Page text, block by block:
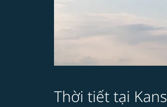
Thời tiết tại